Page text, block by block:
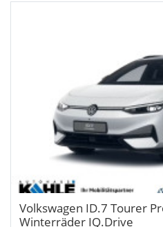
Volkswagen ID.7 Tourer
Winterräder IQ.Drive